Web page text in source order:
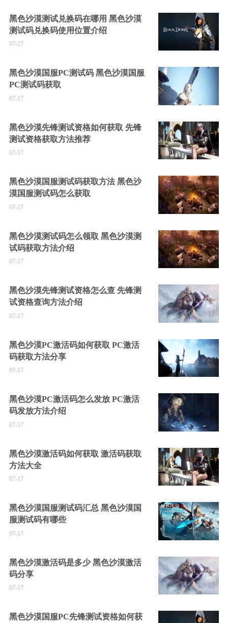
黑色沙漠测试兑换码在哪用 黑色沙漠
测试码兑换码使用位置介绍
07-17
黑色沙漠国服PC测试码 黑色沙漠国服
PC测试码获取
07-17
黑色沙漠先锋测试资格如何获取 先锋
测试资格获取方法推荐
07-17
黑色沙漠国服测试码获取方法 黑色沙
漠国服测试码怎么获取
07-17
黑色沙漠测试码怎么领取 黑色沙漠测
试码获取方法介绍
07-17
黑色沙漠先锋测试资格怎么查 先锋测
试资格查询方法介绍
07-17
黑色沙漠PC激活码如何获取 PC激活
码获取方法分享
07-17
黑色沙漠PC激活码怎么发放 PC激活
码发放方法介绍
07-17
黑色沙漠激活码如何获取 激活码获取
方法大全
07-17
黑色沙漠国服测试码汇总 黑色沙漠国
服测试码有哪些
07-17
黑色沙漠激活码是多少 黑色沙漠激活
码分享
07-17
黑色沙漠国服PC先锋测试资格如何获